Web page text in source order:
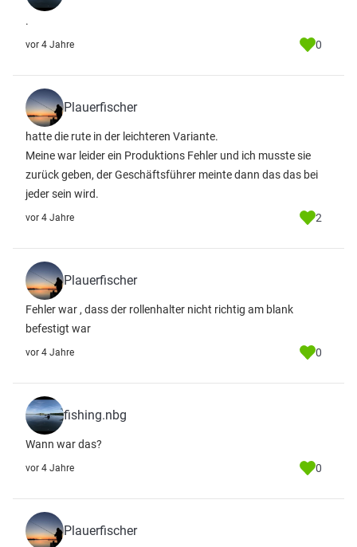
.
vor 4 Jahre 0
Plauerfischer
hatte die rute in der leichteren Variante.
Meine war leider ein Produktions Fehler und ich musste sie
zurück geben, der Geschäftsführer meinte dann das das bei
jeder sein wird.
vor 4 Jahre 2
Plauerfischer
Fehler war , dass der rollenhalter nicht richtig am blank
befestigt war
vor 4 Jahre 0
fishing.nbg
Wann war das?
vor 4 Jahre 0
Plauerfischer